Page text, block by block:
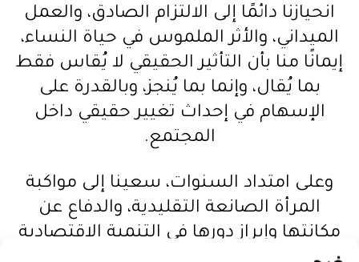
انحيازنا دائمًا إلى الالتزام الصادق، والعمل
الميداني، والأثر الملموس في حياة النساء،
إيمانًا منا بأن التأثير الحقيقي لا يُقاس فقط
بما يُقال، وإنما بما يُنجز، وبالقدرة على
الإسهام في إحداث تغيير حقيقي داخل
المجتمع.
وعلى امتداد السنوات، سعينا إلى مواكبة
المرأة الصانعة التقليدية، والدفاع عن
مكانتها وإبراز دورها في التنمية الاقتصادية